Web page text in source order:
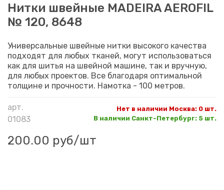
арт.
01083
Нет в наличии Москва: 0 шт.
В наличии Санкт-Петербург: 5 шт.
Нитки швейные MADEIRA AEROFIL
№ 120, 8648
200.00 руб/шт
Универсальные швейные нитки высокого качества
подходят для любых тканей, могут использоваться
как для шитья на швейной машине, так и вручную,
для любых проектов. Все благодаря оптимальной
толщине и прочности. Намотка - 100 метров.